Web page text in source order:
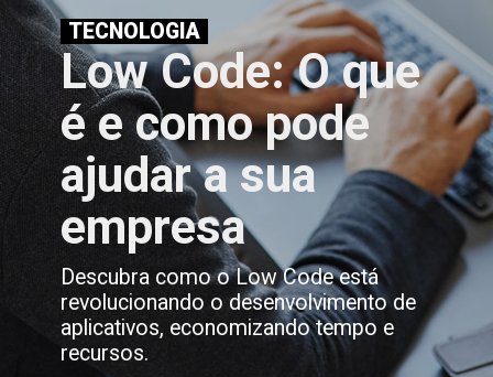
TECNOLOGIA
Low Code: O que
é e como pode
ajudar a sua
empresa
Descubra como o Low Code está
revolucionando o desenvolvimento de
aplicativos, economizando tempo e
recursos.